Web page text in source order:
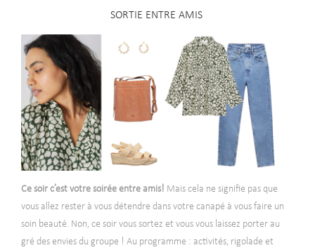
SORTIE ENTRE AMIS
Ce soir c’est votre soirée entre amis! Mais cela ne signifie pas que
vous allez rester à vous détendre dans votre canapé à vous faire un
soin beauté. Non, ce soir vous sortez et vous vous laissez porter au
gré des envies du groupe ! Au programme : activités, rigolade et